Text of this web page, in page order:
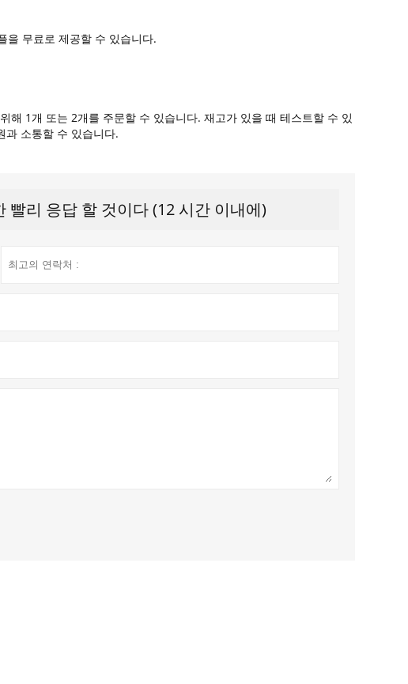
을 무료로 제공할 수 있습니다.
해 1개 또는 2개를 주문할 수 있습니다. 재고가 있을 때 테스트할 수 있
과 소통할 수 있습니다.
빨리 응답 할 것이다 (12 시간 이내에)